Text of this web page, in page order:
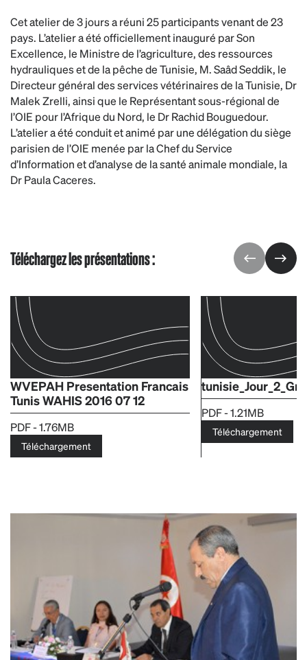
Cet atelier de 3 jours a réuni 25 participants venant de 23
pays. L’atelier a été officiellement inauguré par Son
Excellence, le Ministre de l’agriculture, des ressources
hydrauliques et de la pêche de Tunisie, M. Saâd Seddik, le
Directeur général des services vétérinaires de la Tunisie, Dr
Malek Zrelli, ainsi que le Représentant sous-régional de
l’OIE pour l’Afrique du Nord, le Dr Rachid Bouguedour.
L’atelier a été conduit et animé par une délégation du siège
parisien de l’OIE menée par la Chef du Service
d’Information et d’analyse de la santé animale mondiale, la
Dr Paula Caceres.
Téléchargez les présentations :
WVEPAH Presentation Francais
Tunis WAHIS 2016 07 12
PDF - 1.76MB
Téléchargement
PDF - 1.21MB
Téléchargement